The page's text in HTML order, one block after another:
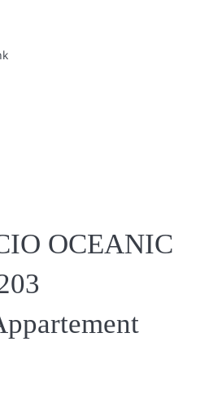
OCEANIC